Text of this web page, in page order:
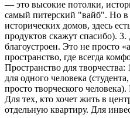
— это высокие потолки,
самый питерский "вайб". Но в
исторических домов, здесь
продуктов скажут спасибо).
благоустроен. Это не просто
пространство, где всегда
Пространство для
для одного человека
просто творческого
Для тех, кто хочет жить в
отдельную квартиру. Для